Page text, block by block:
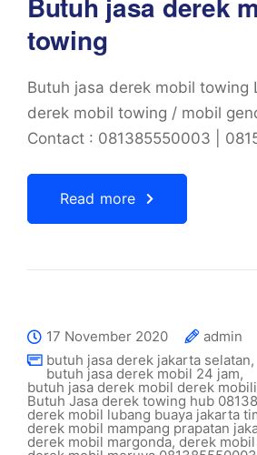
towing
Butuh jasa derek mobil towing
derek mobil towing / mobil
Contact : 081385550003 |
Read more
17 November 2020
admin
butuh jasa derek jakarta selatan,
butuh jasa derek mobil 24 jam,
butuh jasa derek mobil derek
Butuh Jasa derek towing hub
derek mobil lubang buaya jakarta
derek mobil mampang prapatan
derek mobil margonda,derek